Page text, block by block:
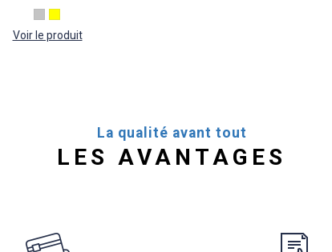
Voir le produit
La qualité avant tout
LES AVANTAGES